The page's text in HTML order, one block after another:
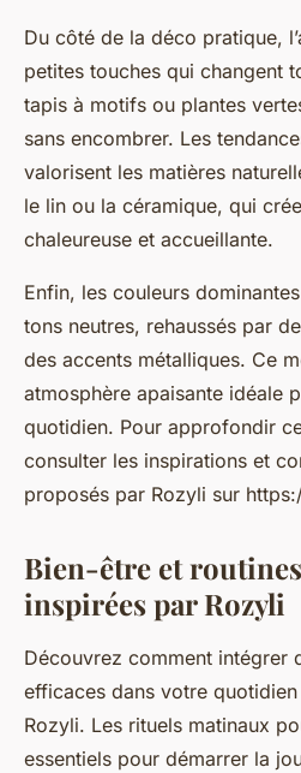
Du côté de la déco pratique,
petites touches qui changent
tapis à motifs ou plantes
sans encombrer. Les
valorisent les matières
le lin ou la céramique, qui
chaleureuse et accueillante.
Enfin, les couleurs
tons neutres, rehaussés par
des accents métalliques. Ce
atmosphère apaisante idéale
quotidien. Pour approfondir
consulter les inspirations et
proposés par Rozyli sur
Bien-être et
inspirées par Rozyli
Découvrez comment intégrer
efficaces dans votre
Rozyli. Les rituels matinaux
essentiels pour démarrer la